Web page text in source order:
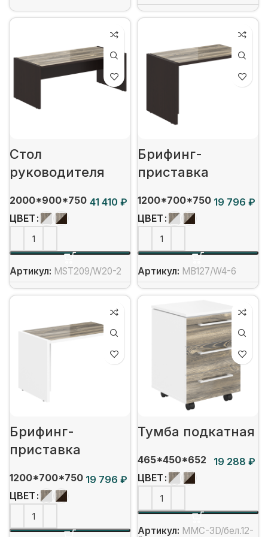
Стол
руководителя
2000*900*750
₽
ЦВЕТ
Артикул: MST209/W20-2
Брифинг-
приставка
1200*700*750
₽
ЦВЕТ
Артикул: MB127/W4-6
Брифинг-
приставка
1200*700*750
₽
ЦВЕТ
Тумба подкатная
465*450*652
₽
ЦВЕТ
Артикул: MMC-3D/бел.12-